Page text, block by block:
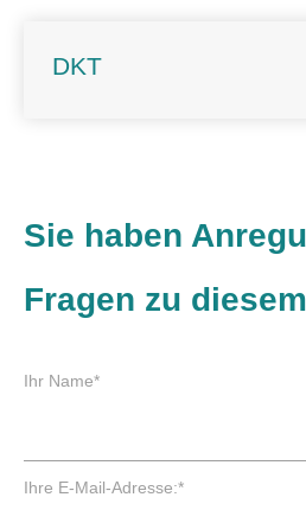
DKT
Sie haben
Fragen zu
P
h
Ihr Name*
P
Ihre E-Mail-Adresse:*